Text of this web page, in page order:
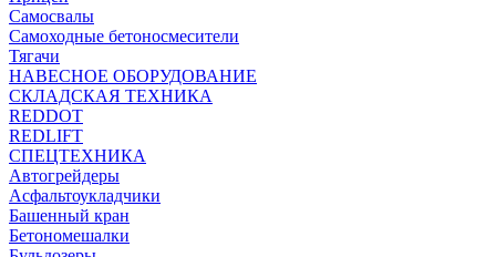
Самосвалы
Самоходные бетоносмесители
Тягачи
НАВЕСНОЕ ОБОРУДОВАНИЕ
СКЛАДСКАЯ ТЕХНИКА
REDDOT
REDLIFT
СПЕЦТЕХНИКА
Автогрейдеры
Асфальтоукладчики
Башенный кран
Бетономешалки